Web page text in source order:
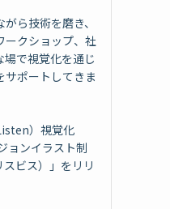
ら技術を磨き、
ークショップ、社
で視覚化を通じ
サポートしてきま
）視覚化
ョンイラスト制
ビス）」をリリ